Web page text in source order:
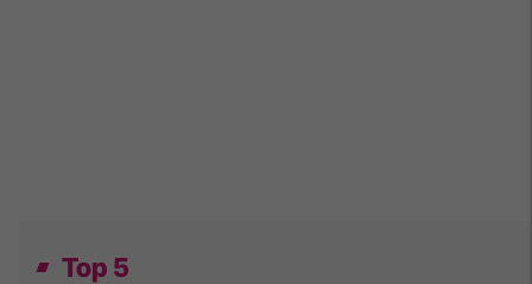
Top 5